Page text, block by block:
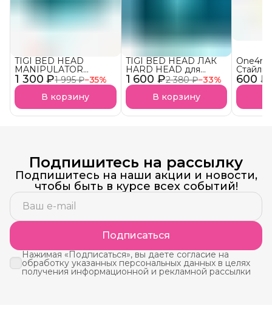
1 300 ₽1 995 ₽−35%
TIGI BED HEAD
MANIPULATOR
текстурирующая паста
для волос АКЦИЯ!
В корзину
1 600 ₽2 380 ₽−33%
TIGI BED HEAD ЛАК
HARD HEAD для
супер сильной
фиксации АКЦИЯ!
В корзину
600 ₽
четких
Подпишитесь на рассылку
Подпишитесь на наши акции и новости,
чтобы быть в курсе всех событий!
Подписаться
Нажимая «Подписаться», вы даете согласие на
обработку указанных персональных данных в целях
получения информационной и рекламной рассылки